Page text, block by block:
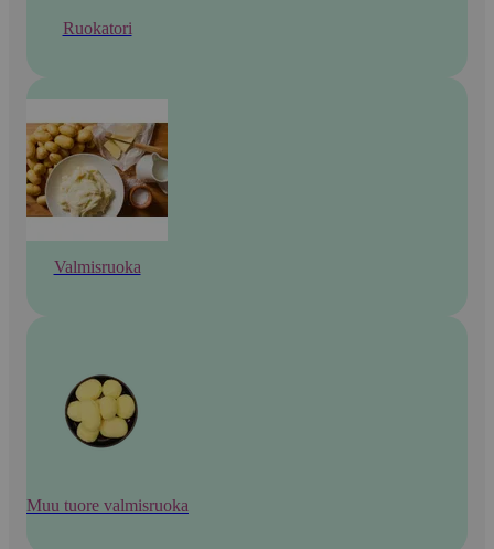
Ruokatori
Valmisruoka
Muu tuore valmisruoka